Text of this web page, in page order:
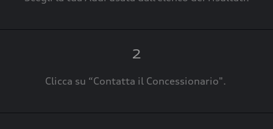
2
Clicca su “Contatta il Concessionario".